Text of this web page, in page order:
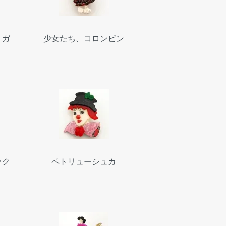
少女たち、コロンビン
ペトリューシュカ